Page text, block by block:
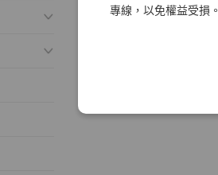
專線，以免權益受損。